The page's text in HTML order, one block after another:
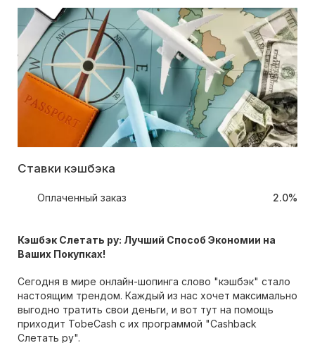
Ставки кэшбэка
Оплаченный заказ 2.0%
Кэшбэк Слетать ру: Лучший Способ Экономии на
Ваших Покупках!
Сегодня в мире онлайн-шопинга слово "кэшбэк" стало
настоящим трендом. Каждый из нас хочет максимально
выгодно тратить свои деньги, и вот тут на помощь
приходит TobeCash с их программой "Cashback
Слетать ру".